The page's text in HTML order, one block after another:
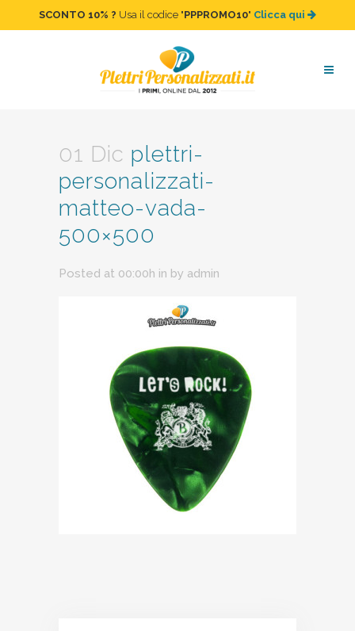
SCONTO 10% ? Usa il codice "PPPROMO10" Clicca qui
plettri-personalizzati-
matteo-vada-500×500
01 Dic plettri-
personalizzati-
matteo-vada-
500×500
Posted at 00:00h in by admin